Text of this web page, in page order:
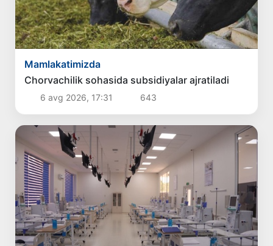
Mamlakatimizda
Chorvachilik sohasida subsidiyalar ajratiladi
6 avg 2026, 17:31 643